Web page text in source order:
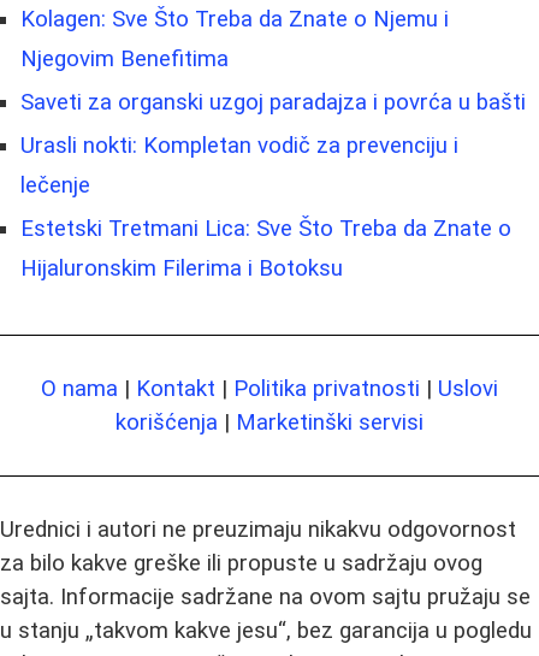
Kolagen: Sve Što Treba da Znate o Njemu i
Njegovim Benefitima
Saveti za organski uzgoj paradajza i povrća u bašti
Urasli nokti: Kompletan vodič za prevenciju i
lečenje
Estetski Tretmani Lica: Sve Što Treba da Znate o
Hijaluronskim Filerima i Botoksu
O nama | Kontakt | Politika privatnosti | Uslovi
korišćenja | Marketinški servisi
Urednici i autori ne preuzimaju nikakvu odgovornost
za bilo kakve greške ili propuste u sadržaju ovog
sajta. Informacije sadržane na ovom sajtu pružaju se
u stanju „takvom kakve jesu“, bez garancija u pogledu